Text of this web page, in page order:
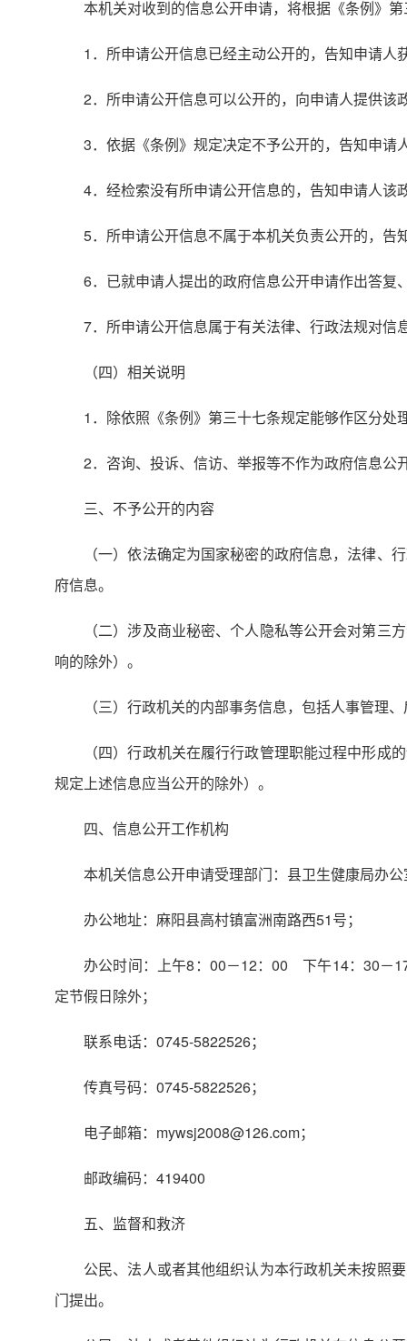
本机关对收到的信息公开申请，将根据《条例》
1．所申请公开信息已经主动公开的，告知申请人
2．所申请公开信息可以公开的，向申请人提供
3．依据《条例》规定决定不予公开的，告知申请
4．经检索没有所申请公开信息的，告知申请人该
5．所申请公开信息不属于本机关负责公开的，
6．已就申请人提出的政府信息公开申请作出答
7．所申请公开信息属于有关法律、行政法规对
（四）相关说明
1．除依照《条例》第三十七条规定能够作区分
2．咨询、投诉、信访、举报等不作为政府信息公
三、不予公开的内容
（一）依法确定为国家秘密的政府信息，法律
府信息。
（二）涉及商业秘密、个人隐私等公开会对第
响的除外）。
（三）行政机关的内部事务信息，包括人事管理
（四）行政机关在履行行政管理职能过程中形
规定上述信息应当公开的除外）。
四、信息公开工作机构
本机关信息公开申请受理部门：县卫生健康局办
办公地址：麻阳县高村镇富洲南路西51号；
办公时间：上午8：00－12：00 下午14：30－
定节假日除外；
联系电话：0745-5822526；
传真号码：0745-5822526；
电子邮箱：mywsj2008@126.com；
邮政编码：419400
五、监督和救济
公民、法人或者其他组织认为本行政机关未按照
门提出。